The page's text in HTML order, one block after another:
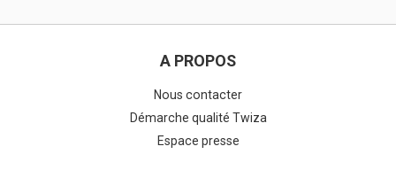
A PROPOS
Nous contacter
Démarche qualité Twiza
Espace presse